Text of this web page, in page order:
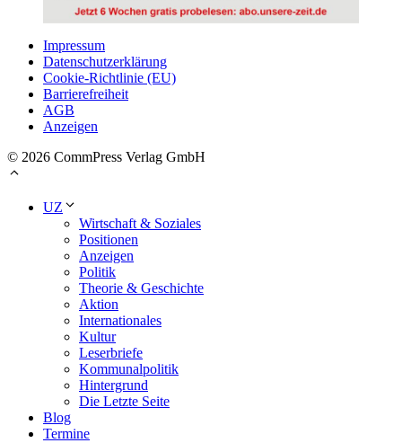
Impressum
Datenschutzerklärung
Cookie-Richtlinie (EU)
Barrierefreiheit
AGB
Anzeigen
© 2026 CommPress Verlag GmbH
UZ
Wirtschaft & Soziales
Positionen
Anzeigen
Politik
Theorie & Geschichte
Aktion
Internationales
Kultur
Leserbriefe
Kommunalpolitik
Hintergrund
Die Letzte Seite
Blog
Termine